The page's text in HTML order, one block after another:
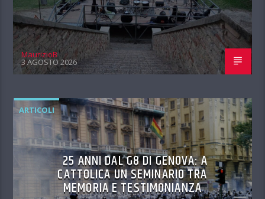
MaurizioB
3 AGOSTO 2026
ARTICOLI
25 ANNI DAL G8 DI GENOVA: A
CATTOLICA UN SEMINARIO TRA
MEMORIA E TESTIMONIANZA